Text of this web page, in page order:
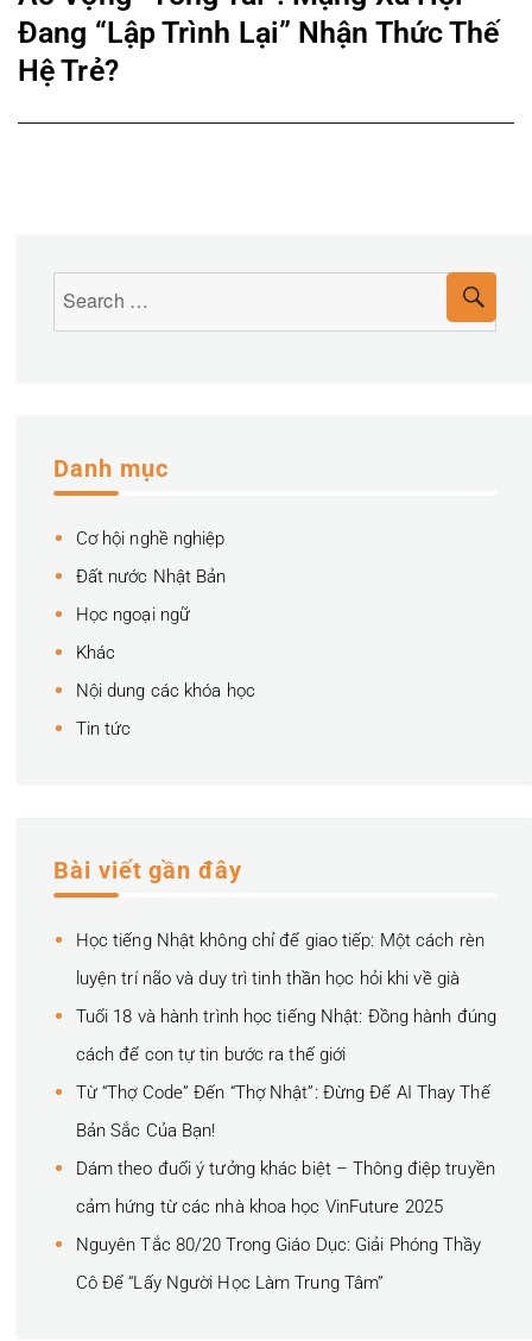
post:
Đang “Lập Trình Lại” Nhận Thức Thế
Hệ Trẻ?
Danh mục
Cơ hội nghề nghiệp
Đất nước Nhật Bản
Học ngoại ngữ
Khác
Nội dung các khóa học
Tin tức
Bài viết gần đây
Học tiếng Nhật không chỉ để giao tiếp: Một cách rèn
luyện trí não và duy trì tinh thần học hỏi khi về già
Tuổi 18 và hành trình học tiếng Nhật: Đồng hành đúng
cách để con tự tin bước ra thế giới
Từ “Thợ Code” Đến “Thợ Nhật”: Đừng Để AI Thay Thế
Bản Sắc Của Bạn!
Dám theo đuổi ý tưởng khác biệt – Thông điệp truyền
cảm hứng từ các nhà khoa học VinFuture 2025
Nguyên Tắc 80/20 Trong Giáo Dục: Giải Phóng Thầy
Cô Để “Lấy Người Học Làm Trung Tâm”